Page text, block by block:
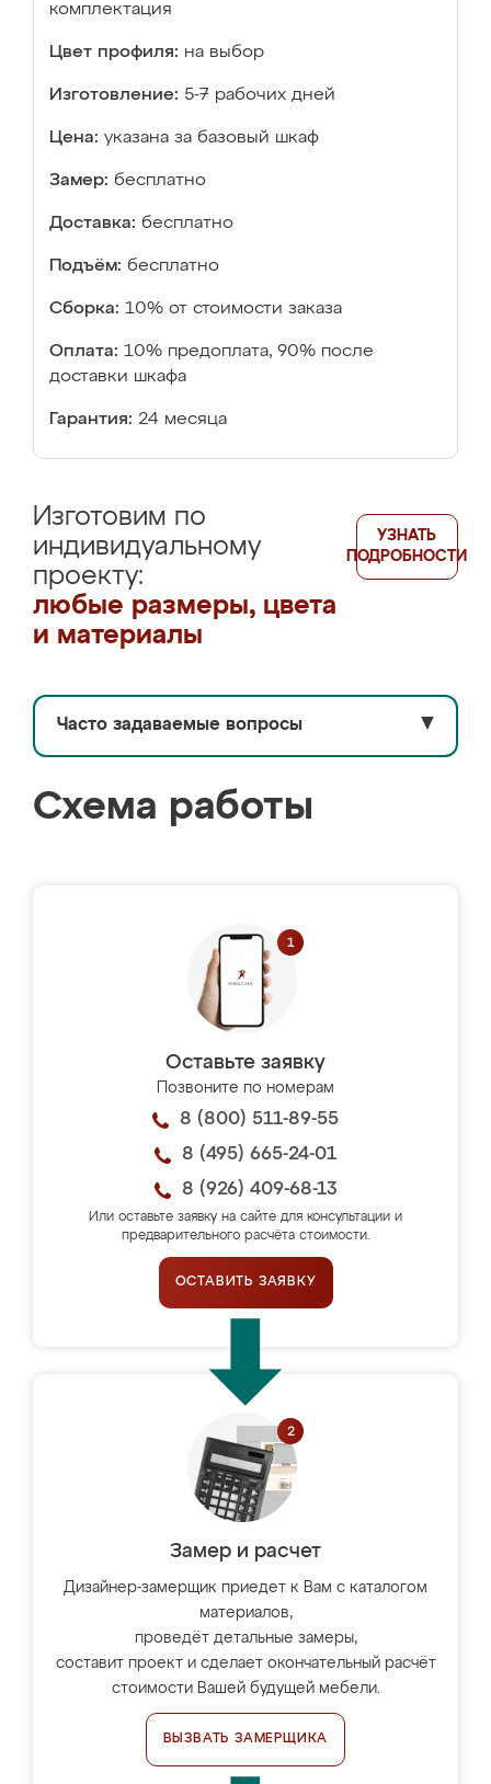
комплектация
Цвет профиля: на выбор
Изготовление: 5-7 рабочих дней
Цена: указана за базовый шкаф
Замер: бесплатно
Доставка: бесплатно
Подъём: бесплатно
Сборка: 10% от стоимости заказа
Оплата: 10% предоплата, 90% после
доставки шкафа
Гарантия: 24 месяца
Изготовим по
индивидуальному
проекту:
любые размеры, цвета
и материалы
УЗНАТЬ
ПОДРОБНОСТИ
Часто задаваемые вопросы ▼
Схема работы
Оставьте заявку
Позвоните по номерам
8 (800) 511-89-55
8 (495) 665-24-01
8 (926) 409-68-13
Или оставьте заявку на сайте для консультации и
предварительного расчёта стоимости.
ОСТАВИТЬ ЗАЯВКУ
Замер и расчет
Дизайнер-замерщик приедет к Вам с каталогом
материалов,
проведёт детальные замеры,
составит проект и сделает окончательный расчёт
стоимости Вашей будущей мебели.
ВЫЗВАТЬ ЗАМЕРЩИКА